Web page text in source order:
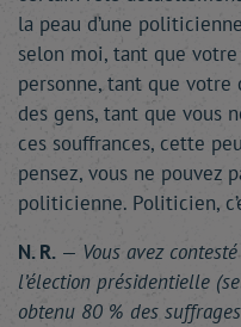
la peau d’une
selon moi, tant que
personne, tant que
des gens, tant que vous
ces souffrances, cette
pensez, vous ne pouvez
politicienne. Politicien,
N. R. — Vous avez
l’élection présidentielle
obtenu 80 % des